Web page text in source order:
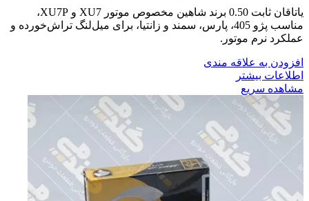
یاتاقان ثابت 0.50 برند شاهین مخصوص موتور XU7 و XU7P،
مناسب پژو 405، پارس، سمند و زانتیا، برای میل‌لنگ تراش‌خورده و
عملکرد نرم موتور.
افزودن به علاقه مندی
اطلاعات بیشتر
مشاهده سریع